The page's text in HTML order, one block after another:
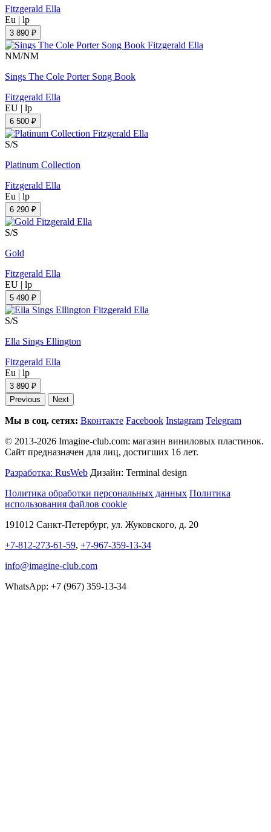
Fitzgerald Ella
Eu | lp
3 890 ₽
NM/NM
Sings The Cole Porter Song Book
Fitzgerald Ella
EU | lp
6 500 ₽
S/S
Platinum Collection
Fitzgerald Ella
Eu | lp
6 290 ₽
S/S
Gold
Fitzgerald Ella
EU | lp
5 490 ₽
S/S
Ella Sings Ellington
Fitzgerald Ella
Eu | lp
3 890 ₽
Previous
Next
Мы в соц. сетях: Вконтакте Facebook Instagram Telegram
© 2013-2026 Imagine-club.com: магазин виниловых пластинок.
Сайт предназначен для лиц, достигших 16 лет.
Разработка: RusWeb Дизайн: Terminal design
Политика обработки персональных данных Политика
использования файлов cookie
191012 Санкт-Петербург, ул. Жуковского, д. 20
+7-812-273-61-59, +7-967-359-13-34
info@imagine-club.com
WhatsApp: +7 (967) 359-13-34